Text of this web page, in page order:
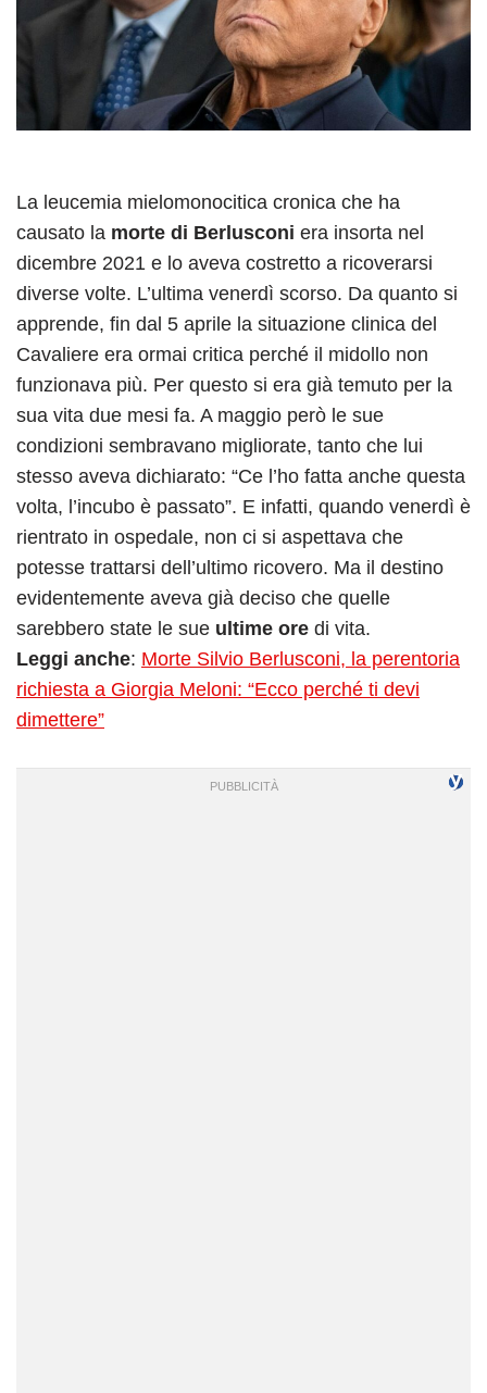
La leucemia mielomonocitica cronica che ha
causato la morte di Berlusconi era insorta nel
dicembre 2021 e lo aveva costretto a ricoverarsi
diverse volte. L’ultima venerdì scorso. Da quanto si
apprende, fin dal 5 aprile la situazione clinica del
Cavaliere era ormai critica perché il midollo non
funzionava più. Per questo si era già temuto per la
sua vita due mesi fa. A maggio però le sue
condizioni sembravano migliorate, tanto che lui
stesso aveva dichiarato: “Ce l’ho fatta anche questa
volta, l’incubo è passato”. E infatti, quando venerdì è
rientrato in ospedale, non ci si aspettava che
potesse trattarsi dell’ultimo ricovero. Ma il destino
evidentemente aveva già deciso che quelle
sarebbero state le sue ultime ore di vita.
Leggi anche: Morte Silvio Berlusconi, la perentoria
richiesta a Giorgia Meloni: “Ecco perché ti devi
dimettere”